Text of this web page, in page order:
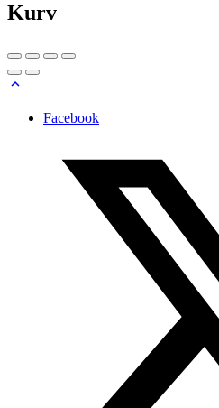
Kurv
Facebook